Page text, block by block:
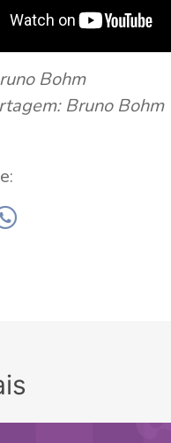
Bohm
Bruno Bohm